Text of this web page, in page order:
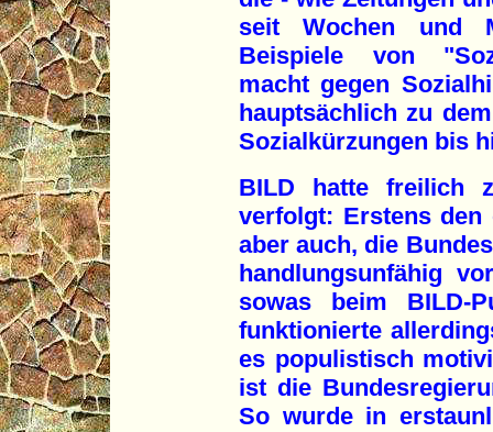
seit Wochen und
Beispiele von
macht gegen
hauptsächlich zu
Sozialkürzungen bis
BILD hatte freilich
verfolgt: Erstens den
aber auch, die
handlungsunfähig
sowas beim BILD-
funktionierte
es populistisch
ist die
So wurde in